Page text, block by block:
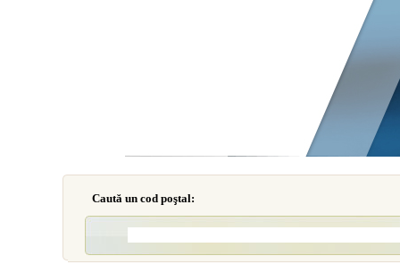
Caută un cod poştal: